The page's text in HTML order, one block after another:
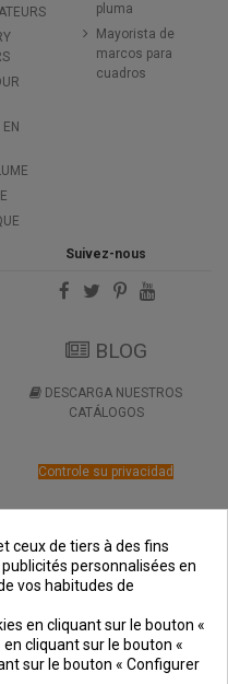
pluma
Mayorista de
marcos para
cuadros
Suivez-nous
BLOG
DESCARGA NUESTROS
CATÁLOGOS
Controle su privacidad
SEGURO
ceux de tiers à des fins
personnalisées en
vos habitudes de
en cliquant sur le bouton «
cliquant sur le bouton «
sur le bouton « Configurer